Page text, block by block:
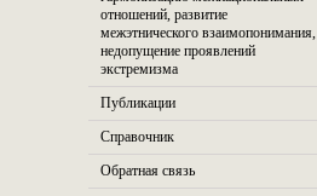
отношений, развитие
межэтнического взаимопонимания,
недопущение проявлений
экстремизма
Публикации
Справочник
Обратная связь